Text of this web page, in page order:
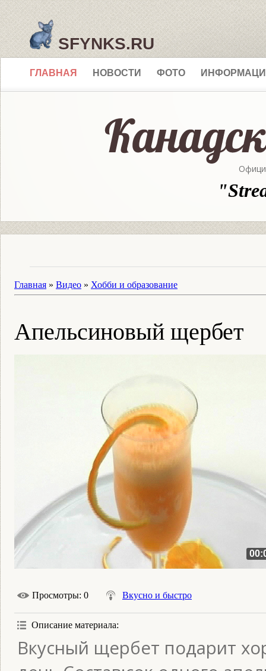
SFYNKS.RU
ГЛАВНАЯ НОВОСТИ ФОТО
Главная » Видео » Хобби и образование
Апельсиновый щербет
Просмотры: 0 Вкусно и быстро
Описание материала:
Вкусный щербет подарит